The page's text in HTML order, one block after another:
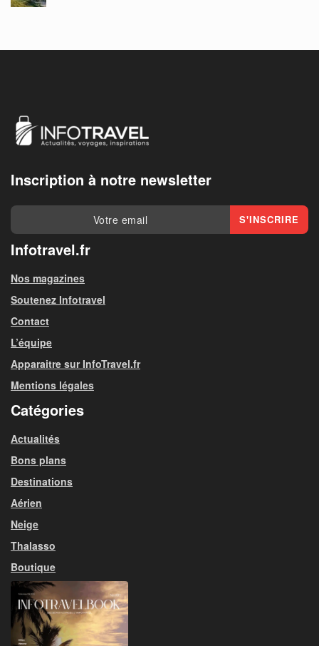
Inscription à notre newsletter
Infotravel.fr
Nos magazines
Soutenez Infotravel
Contact
L’équipe
Apparaitre sur InfoTravel.fr
Mentions légales
Catégories
Actualités
Bons plans
Destinations
Aérien
Neige
Thalasso
Boutique